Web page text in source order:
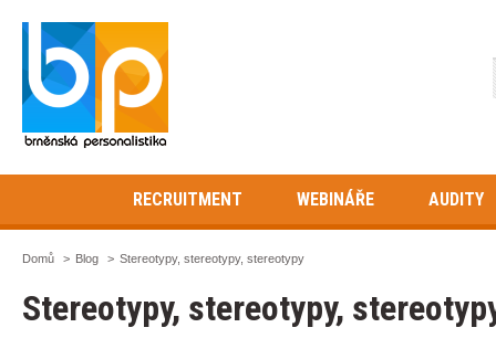
RECRUITMENT WEBINÁŘE AUDITY
Domů > Blog > Stereotypy, stereotypy, stereotypy
Stereotypy, stereotypy,